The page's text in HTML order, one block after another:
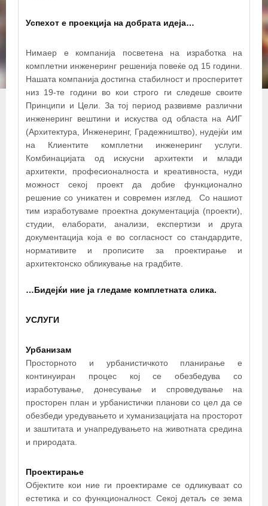
Успехот е проекција на добрата идеја…
Нимаер е компанија посветена на изработка на
комплетни инженеринг решенија повеќе од 15 години.
Нашата компанија достигна стабилност и просперитет
низ 19-те години во кои строго ги следеше своите
Принципи и Цели. За тој период развивме различни
инженеринг вештини и искуства од областа на АИГ
(Архитектура, Инженеринг, Градежништво), нудејќи им
на Клиентите комплетни инженеринг услуги.
Комбинацијата од искусни архитекти и млади
архитекти, професионалноста и креативноста, нуди
можност секој проект да добие функционално
решение со уникатен и современ изглед. Со нашиот
тим изработуваме проектна документација (проекти),
студии, елаборати, анализи, експертизи и друга
документација која е во согласност со стандардите,
нормативите и прописите за проектирање и
архитектонско обликување на градбите.
…Бидејќи ние ја гледаме комплетната слика.
УСЛУГИ
Урбанизам
Просторното и урбанистичкото планирање е
континуиран процес кој се обезбедува со
изработување, донесување и спроведување на
просторен план и урбанистички планови со цел да се
обезбеди уредувањето и хуманизацијата на просторот
и заштитата и унапредувањето на животната средина
и природата.
Проектирање
Објектите кои ние ги проектираме се одликуваат со
естетика и со функционалност. Секој детаљ се зема
НИМАЕР ДООЕЛ
+